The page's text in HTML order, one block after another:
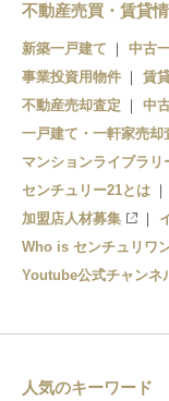
不動産売買・賃貸
新築一戸建て 中古
事業投資用物件
賃
不動産売却査定
中
一戸建て・一軒家売却
マンションライブラリ
センチュリー21とは
加盟店人材募集
Who is センチュリワ
Youtube公式チャンネ
人気のキーワード